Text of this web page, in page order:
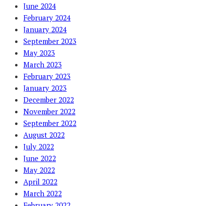
June 2024
February 2024
January 2024
September 2023
May 2023
March 2023
February 2023
January 2023
December 2022
November 2022
September 2022
August 2022
July 2022
June 2022
May 2022
April 2022
March 2022